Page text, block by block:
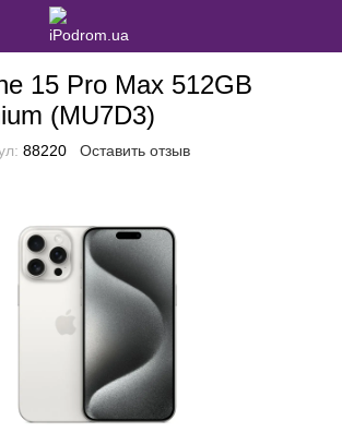
15 Pro Max 512GB
(MU7D3)
88220 Оставить отзыв